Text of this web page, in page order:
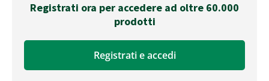
Registrati ora per accedere ad oltre 60.000
prodotti
Registrati e accedi